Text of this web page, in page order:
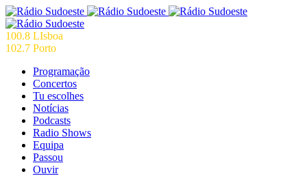
100.8 LIsboa
102.7 Porto
Programação
Concertos
Tu escolhes
Notícias
Podcasts
Radio Shows
Equipa
Passou
Ouvir